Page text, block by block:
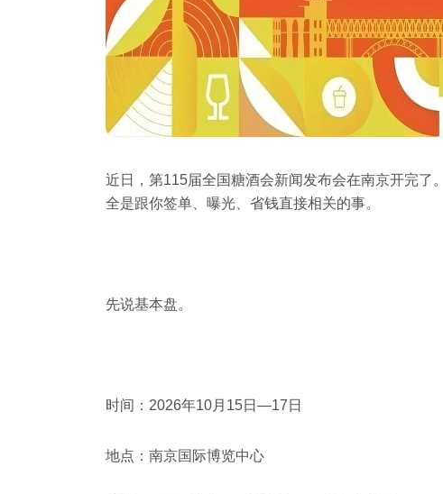
近日，第115届全国糖酒会新闻发布会在南京开完
全是跟你签单、曝光、省钱直接相关的事。
先说基本盘。
时间：2026年10月15日—17日
地点：南京国际博览中心